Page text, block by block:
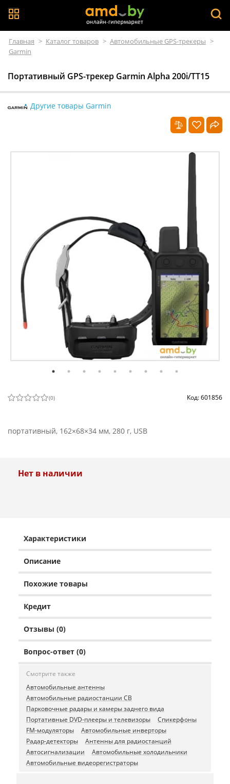
Главная > Каталог товаров > Автомобильные GPS-трекеры >
Garmin
Портативный GPS-трекер Garmin Alpha 200i/TT15
Другие товары Garmin
(0) Код: 601856
портативный, 162×68×34 мм, 280 г, USB
Нет в наличии
Характеристики
Описание
Похожие товары
Кредит
Отзывы (0)
Вопрос-ответ (0)
Смотрите также
Автомобильные антенны
Автомобильные радиостанции CB
Парковочные радары и камеры заднего вида
Портативные DVD-плееры и телевизоры
Спикерфоны
FM-модуляторы
Автомобильные инверторы
Радар-детекторы
Антенны для радиостанций
Автосигнализации
Автомобильные холодильники
Автомобильные видеорегистраторы